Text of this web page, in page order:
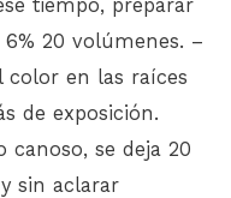
tiempo, preparar
20 volúmenes. –
color en las raíces
de exposición.
canoso, se deja 20
sin aclarar